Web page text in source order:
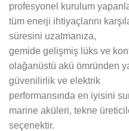
profesyonel kurulum
tüm enerji ihtiyaçlarını
süresini uzatmanıza,
gemide gelişmiş lüks ve
olağanüstü akü ömründen
güvenilirlik ve elektrik
performansında en iyisini
marine aküleri, tekne
seçenektir.